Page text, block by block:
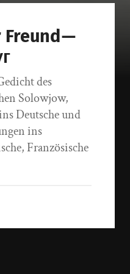
—
des
Solowjow,
Deutsche und
ins
Französische